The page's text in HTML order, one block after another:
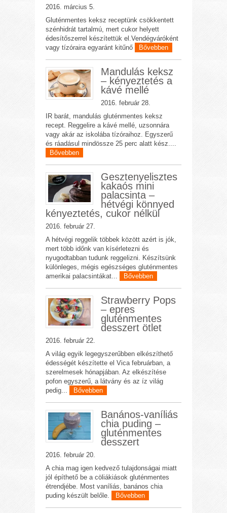
2016. március 5.
Gluténmentes keksz receptünk csökkentett
szénhidrát tartalmú, mert cukor helyett
édesítőszerrel készítettük el.Vendégváróként
vagy tízóraira egyaránt kitűnő
Bővebben
Mandulás keksz
– kényeztetés a
kávé mellé
2016. február 28.
IR barát, mandulás gluténmentes keksz
recept. Reggelire a kávé mellé, uzsonnára
vagy akár az iskolába tízóraihoz. Egyszerű
és ráadásul mindössze 25 perc alatt kész....
Bővebben
Gesztenyelisztes
kakaós mini
palacsinta –
hétvégi könnyed
kényeztetés, cukor nélkül
2016. február 27.
A hétvégi reggelik többek között azért is jók,
mert több időnk van kísérletezni és
nyugodtabban tudunk reggelizni. Készítsünk
különleges, mégis egészséges gluténmentes
amerikai palacsintákat...
Bővebben
Strawberry Pops
– epres
gluténmentes
desszert ötlet
2016. február 22.
A világ egyik legegyszerűbben elkészíthető
édességét készítette el Vica februárban, a
szerelmesek hónapjában. Az elkészítése
pofon egyszerű, a látvány és az íz világ
pedig...
Bővebben
Banános-vaníliás
chia puding –
gluténmentes
desszert
2016. február 20.
A chia mag igen kedvező tulajdonságai miatt
jól építhető be a cöliákiások gluténmentes
étrendjébe. Most vaníliás, banános chia
puding készült belőle.
Bővebben